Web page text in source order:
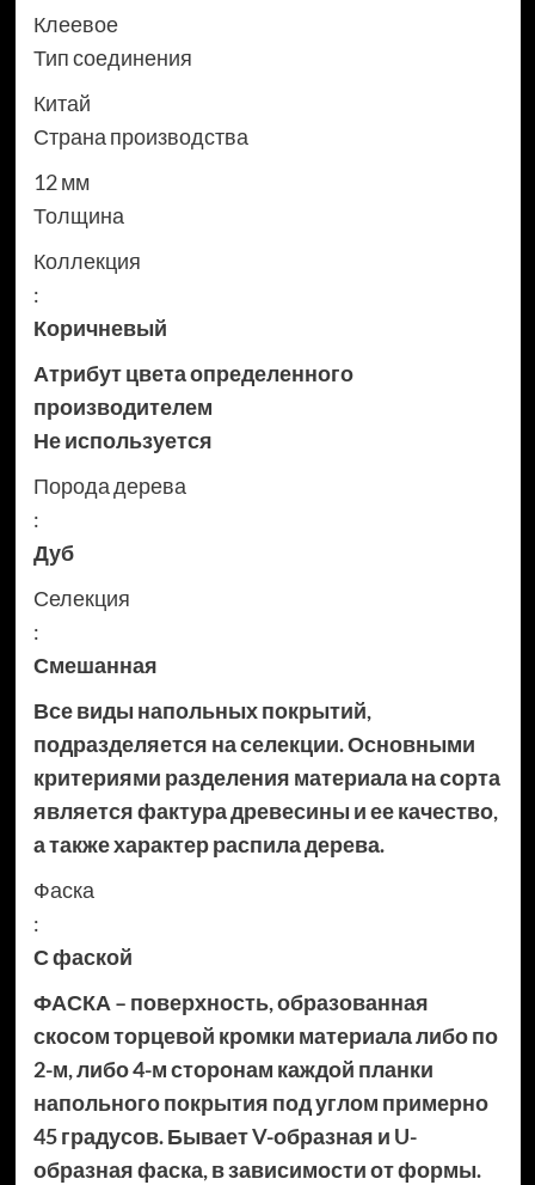
Клеевое
Тип соединения
Китай
Страна производства
12 мм
Толщина
Коллекция
:
Коричневый
Атрибут цвета определенного
производителем
Не используется
Порода дерева
:
Дуб
Селекция
:
Смешанная
Все виды напольных покрытий,
подразделяется на селекции. Основными
критериями разделения материала на сорта
является фактура древесины и ее качество,
а также характер распила дерева.
Фаска
:
С фаской
ФАСКА – поверхность, образованная
скосом торцевой кромки материала либо по
2-м, либо 4-м сторонам каждой планки
напольного покрытия под углом примерно
45 градусов. Бывает V-образная и U-
образная фаска, в зависимости от формы.